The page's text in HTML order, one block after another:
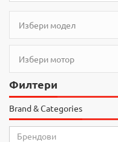
Филтери
Brand & Categories
Брендови